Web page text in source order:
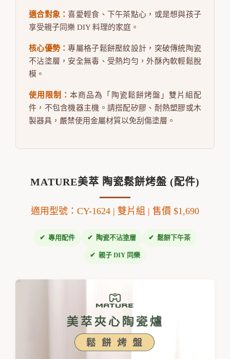
適合對象：喜愛輕食、下午茶點心，或是想與孩子
享受親子同樂 DIY 料理的家庭。
核心優勢：專屬格子鬆餅壓紋設計，突破傳統陶瓷
不沾塗層，安全無毒、受熱均勻，外酥內軟輕鬆脫
模。
使用限制：本商品為「陶瓷鬆餅烤盤」雙片組配
件，不包含機器主機。請搭配矽膠、耐熱塑膠或木
製器具，嚴禁使用金屬材質以免刮傷塗層。
MATURE美萃 陶瓷鬆餅烤盤 (配件)
適用型號：CY-1624 | 雙片組 | 售價 $1,690
專用配件 陶瓷不沾塗層 鬆餅下午茶
親子 DIY 同樂